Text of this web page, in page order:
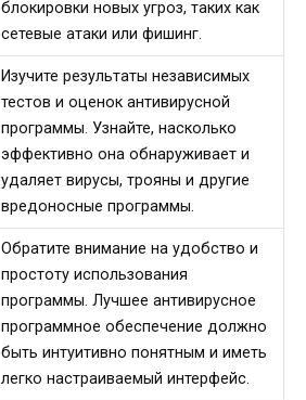
блокировки новых угроз, таких как
сетевые атаки или фишинг.
Изучите результаты независимых
тестов и оценок антивирусной
программы. Узнайте, насколько
эффективно она обнаруживает и
удаляет вирусы, трояны и другие
вредоносные программы.
Обратите внимание на удобство и
простоту использования
программы. Лучшее антивирусное
программное обеспечение должно
быть интуитивно понятным и иметь
легко настраиваемый интерфейс.